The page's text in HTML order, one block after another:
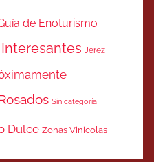
de Enoturismo
Interesantes Jerez
Sin categoría
Dulce Zonas Vinicolas